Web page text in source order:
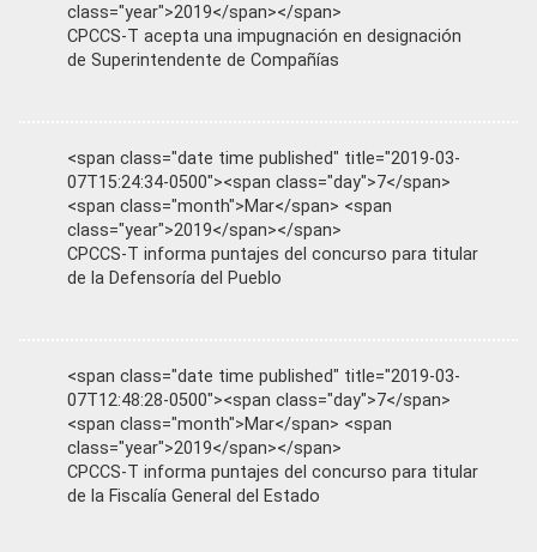
class="year">2019</span></span>
CPCCS-T acepta una impugnación en designación
de Superintendente de Compañías
<span class="date time published" title="2019-03-
07T15:24:34-0500"><span class="day">7</span>
<span class="month">Mar</span> <span
class="year">2019</span></span>
CPCCS-T informa puntajes del concurso para titular
de la Defensoría del Pueblo
<span class="date time published" title="2019-03-
07T12:48:28-0500"><span class="day">7</span>
<span class="month">Mar</span> <span
class="year">2019</span></span>
CPCCS-T informa puntajes del concurso para titular
de la Fiscalía General del Estado